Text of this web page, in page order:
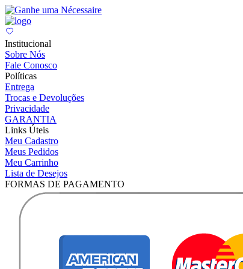
Institucional
Sobre Nós
Fale Conosco
Políticas
Entrega
Trocas e Devoluções
Privacidade
GARANTIA
Links Úteis
Meu Cadastro
Meus Pedidos
Meu Carrinho
Lista de Desejos
FORMAS DE PAGAMENTO